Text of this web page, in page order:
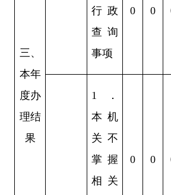
三、
本年
度办
理结
果
行政
查询
事项
0 0
1
．
本机
关不
掌握
相关
0 0